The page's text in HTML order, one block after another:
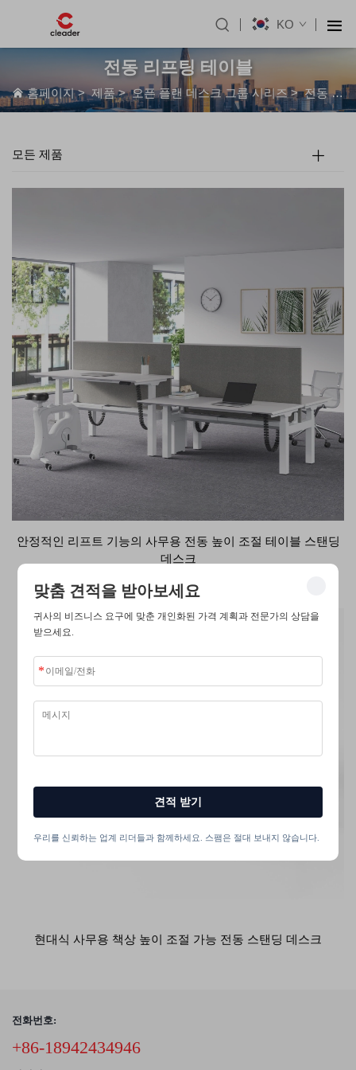
KO
전동 리프팅 테이블
홈페이지>제품>오픈 플랜 데스크 그룹 시리즈>전동 리프팅 테이블
모든 제품
안정적인 리프트 기능의 사무용 전동 높이 조절 테이블 스탠딩
데스크
현대식 사무용 책상 높이 조절 가능 전동 스탠딩 데스크
전화번호:
+86-18942434946
맞춤 견적을 받아보세요
귀사의 비즈니스 요구에 맞춘 개인화된 가격 계획과 전문가의 상담을
받으세요.
견적 받기
우리를 신뢰하는 업계 리더들과 함께하세요. 스팸은 절대 보내지 않습니다.